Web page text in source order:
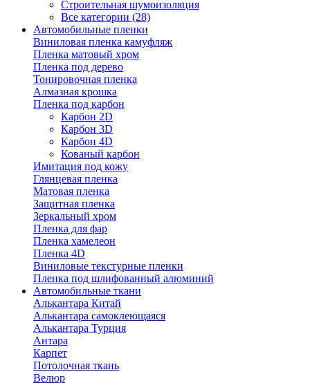
Строительная шумоизоляция
Все категории (28)
Автомобильные пленки
Виниловая пленка камуфляж
Пленка матовый хром
Пленка под дерево
Тонировочная пленка
Алмазная крошка
Пленка под карбон
Карбон 2D
Карбон 3D
Карбон 4D
Кованый карбон
Имитация под кожу
Глянцевая пленка
Матовая пленка
Защитная пленка
Зеркальный хром
Пленка для фар
Пленка хамелеон
Пленка 4D
Виниловые текстурные пленки
Пленка под шлифованный алюминий
Автомобильные ткани
Алькантара Китай
Алькантара самоклеющаяся
Алькантара Турция
Антара
Карпет
Потолочная ткань
Велюр